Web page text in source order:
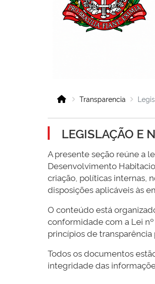
Transparencia
LEGISLAÇÃO E
A presente seção reúne a
Desenvolvimento
criação, políticas internas,
disposições aplicáveis às
O conteúdo está
conformidade com a Lei nº
princípios de
Todos os documentos
integridade das